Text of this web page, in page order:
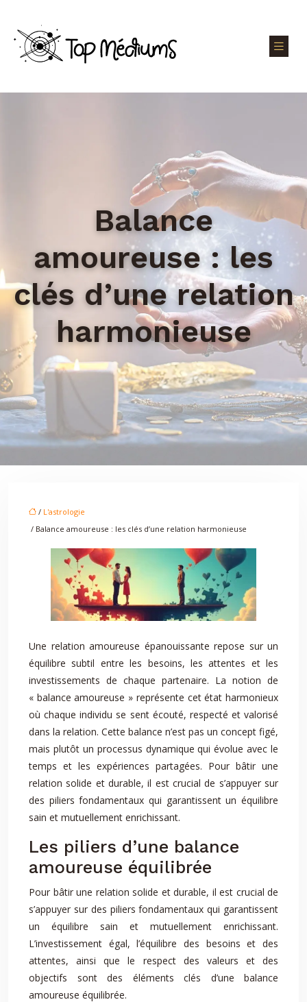
Balance
amoureuse : les
clés d’une relation
harmonieuse
/ L'astrologie
/ Balance amoureuse : les clés d’une relation harmonieuse
Une relation amoureuse épanouissante repose sur un
équilibre subtil entre les besoins, les attentes et les
investissements de chaque partenaire. La notion de
« balance amoureuse » représente cet état harmonieux
où chaque individu se sent écouté, respecté et valorisé
dans la relation. Cette balance n’est pas un concept figé,
mais plutôt un processus dynamique qui évolue avec le
temps et les expériences partagées. Pour bâtir une
relation solide et durable, il est crucial de s’appuyer sur
des piliers fondamentaux qui garantissent un équilibre
sain et mutuellement enrichissant.
Les piliers d’une balance
amoureuse équilibrée
Pour bâtir une relation solide et durable, il est crucial de
s’appuyer sur des piliers fondamentaux qui garantissent
un équilibre sain et mutuellement enrichissant.
L’investissement égal, l’équilibre des besoins et des
attentes, ainsi que le respect des valeurs et des
objectifs sont des éléments clés d’une balance
amoureuse équilibrée.